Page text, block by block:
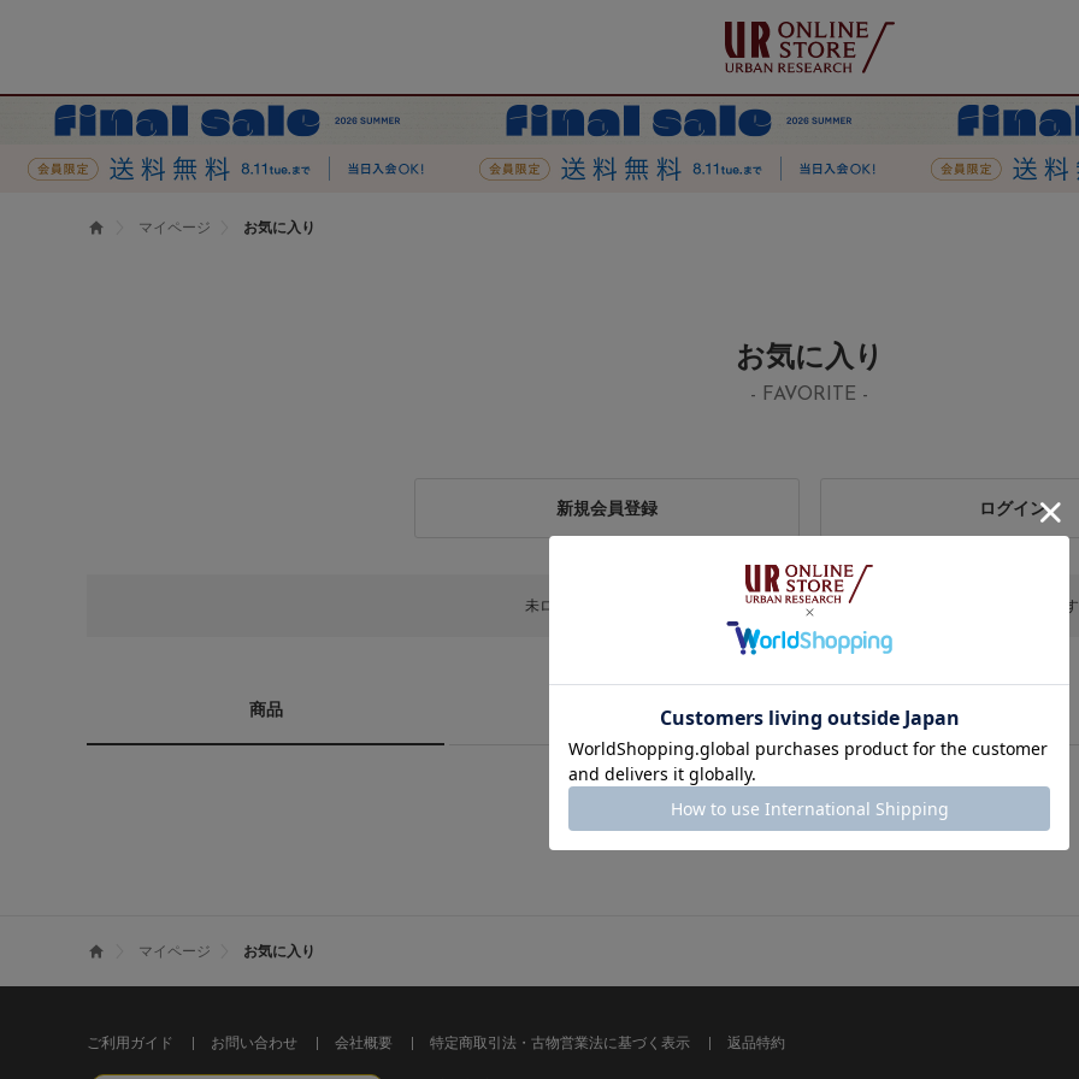
マイページ お気に入り
お気に入り
- FAVORITE -
新規会員登録 ログイン
未ログイン状態で登録できるお気に入り商品は20件、保存期間30日間までとなります
商品 スタイル
お気に入りデータがありません。
マイページ お気に入り
ご利用ガイド お問い合わせ 会社概要 特定商取引法・古物営業法に基づく表示 返品特約